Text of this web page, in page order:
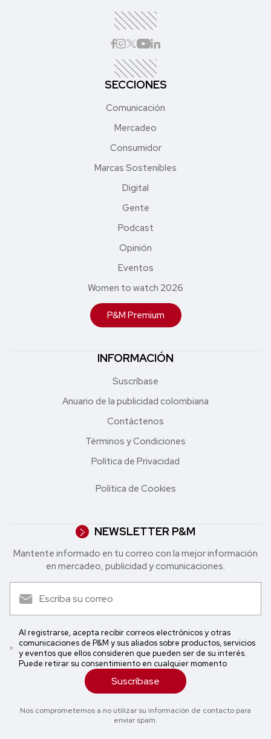
SECCIONES
Comunicación
Mercadeo
Consumidor
Marcas Sostenibles
Digital
Gente
Podcast
Opinión
Eventos
Women to watch 2026
P&M Premium
INFORMACIÓN
Suscríbase
Anuario de la publicidad colombiana
Contáctenos
Términos y Condiciones
Política de Privacidad
Política de Cookies
NEWSLETTER P&M
Mantente informado en tu correo con la mejor in formación
en mercadeo, publicidad y comunicaciones.
Al registrarse, acepta recibir correos electrónicos y otras
comunicaciones de P&M y sus aliados sobre productos, servicios
y eventos que ellos consideren que pueden ser de su interés.
Puede retirar su consentimiento en cualquier momento
Suscríbase
Nos comprometemos a no utilizar su información de contacto para
enviar spam.